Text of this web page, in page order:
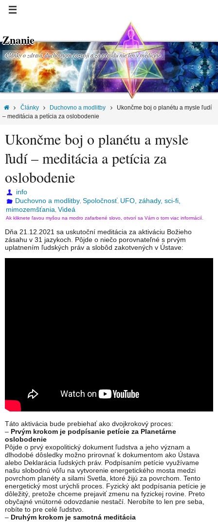
Znanie
Články o zdraví, duchovnom rozvoji a za pravdu nie len v medicíne.
Články Duchovno a modlitby
Ukončme boj o planétu a mysle ľudí
– meditácia a petícia za oslobodenie
Ukončme boj o planétu a mysle
ľudí – meditácia a petícia za
oslobodenie
info
Duchovno a modlitby ,Spoločnosť UFO, záhady, sci-fi,
mimozemšťania Videá
Ak kliknete ľavou myšou na modro zafarbené slovo, otvorí sa Vám o tom viac informácií.
Dňa 21.12.2021 sa uskutoční meditácia za aktiváciu Božieho
zásahu v 31 jazykoch. Pôjde o niečo porovnateľné s prvým
uplatnením ľudských práv a slobôd zakotvených v Ústave:
Táto aktivácia bude prebiehať ako dvojkrokový proces:
– Prvým krokom je podpísanie petície za Planetárne
oslobodenie
Pôjde o prvý exopolitický dokument ľudstva a jeho význam a
dlhodobé dôsledky možno prirovnať k dokumentom ako Ústava
alebo Deklarácia ľudských práv. Podpísaním petície využívame
našu slobodnú vôľu na vytvorenie energetického mosta medzi
povrchom planéty a silami Svetla, ktoré žijú za povrchom. Tento
energetický most urýchli proces. Fyzický akt podpísania petície je
dôležitý, pretože chceme prejaviť zmenu na fyzickej rovine. Preto
obyčajné vnútorné odovzdanie nestačí. Nerobíte to len pre seba,
robíte to pre celé ľudstvo.
– Druhým krokom je samotná meditácia